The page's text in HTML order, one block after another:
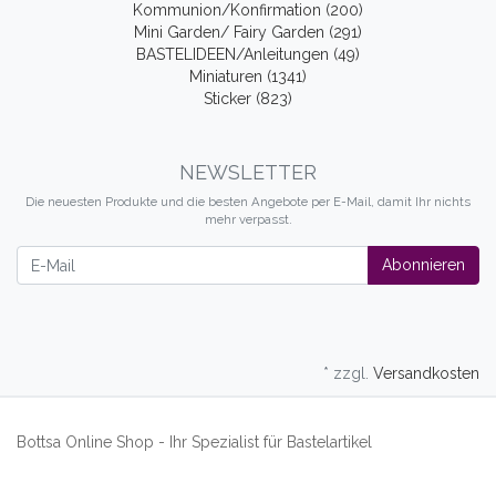
Kommunion/Konfirmation (200)
Mini Garden/ Fairy Garden (291)
BASTELIDEEN/Anleitungen (49)
Miniaturen (1341)
Sticker (823)
NEWSLETTER
Die neuesten Produkte und die besten Angebote per E-Mail, damit Ihr nichts
mehr verpasst.
Abonnieren
* zzgl. Versandkosten
Bottsa Online Shop - Ihr Spezialist für Bastelartikel